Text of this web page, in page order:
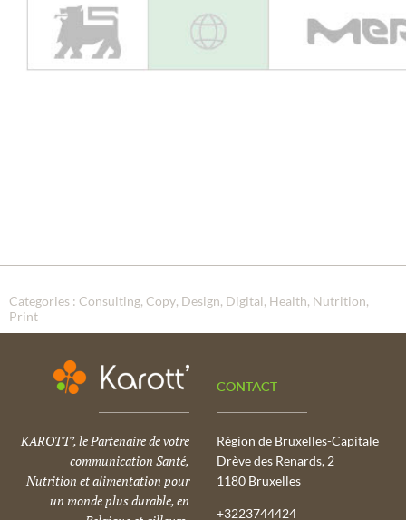
Categories : Consulting Copy Design Digital Health Nutrition
Print
KAROTT’, le Partenaire de votre
communication Santé,
Nutrition et alimentation pour
un monde plus durable, en
CONTACT
Région de Bruxelles-Capitale
Drève des Renards, 2
1180 Bruxelles
+3223744424